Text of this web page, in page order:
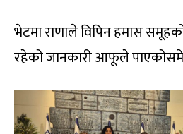
भेटमा राणाले विपिन हमास
रहेको जानकारी आफूले